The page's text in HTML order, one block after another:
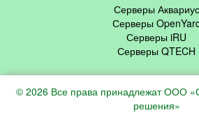
Серверы Аквариус
Серверы
Серверы iRU
Серверы QTECH
© 2026 Все права принадлежат ООО
решения»